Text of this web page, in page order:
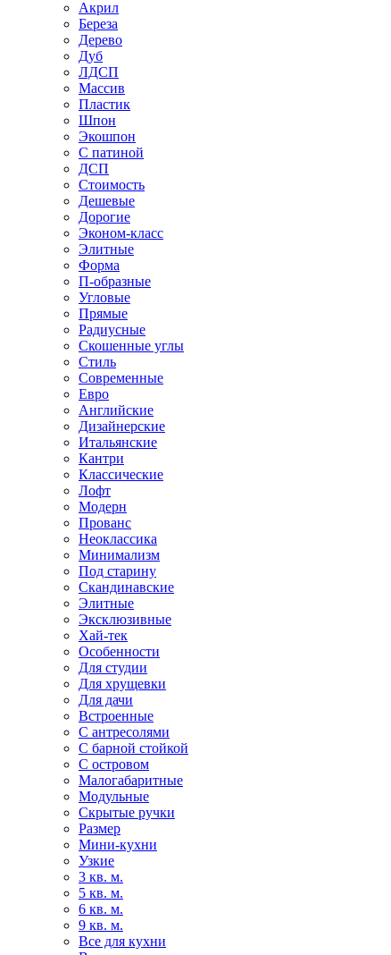
Акрил
Береза
Дерево
Дуб
ЛДСП
Массив
Пластик
Шпон
Экошпон
С патиной
ДСП
Стоимость
Дешевые
Дорогие
Эконом-класс
Элитные
Форма
П-образные
Угловые
Прямые
Радиусные
Скошенные углы
Стиль
Современные
Евро
Английские
Дизайнерские
Итальянские
Кантри
Классические
Лофт
Модерн
Прованс
Неоклассика
Минимализм
Под старину
Скандинавские
Элитные
Эксклюзивные
Хай-тек
Особенности
Для студии
Для хрущевки
Для дачи
Встроенные
С антресолями
С барной стойкой
С островом
Малогабаритные
Модульные
Скрытые ручки
Размер
Мини-кухни
Узкие
3 кв. м.
5 кв. м.
6 кв. м.
9 кв. м.
Все для кухни